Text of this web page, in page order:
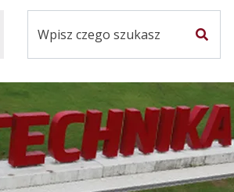
dostosowania